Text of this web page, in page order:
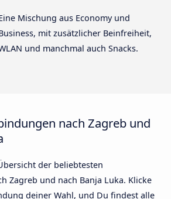
Mischung aus Economy und
mit zusätzlicher Beinfreiheit,
und manchmal auch Snacks.
nach Zagreb und
der beliebtesten
Zagreb und nach Banja Luka. Klicke
deiner Wahl, und Du findest alle